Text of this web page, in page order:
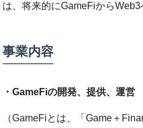
は、将来的にGameFiからWeb3
事業内容
・GameFiの開発、提供、運営
（GameFiとは、「Game＋